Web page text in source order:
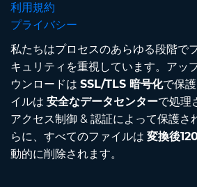
利用規約
プライバシー
私たちはプロセスのあらゆる段階で
キュリティを重視しています。アッ
ウンロードは SSL/TLS 暗号化で保
イルは 安全なデータセンターで処理
アクセス制御 & 認証によって保護さ
らに、すべてのファイルは 変換後
動的に削除されます。